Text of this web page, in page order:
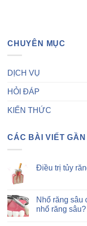
CHUYÊN MỤC
DỊCH VỤ
HỎI ĐÁP
KIẾN THỨC
CÁC BÀI VIẾT
Điều trị tủy
Nhổ răng sâu
nhổ răng sâu?